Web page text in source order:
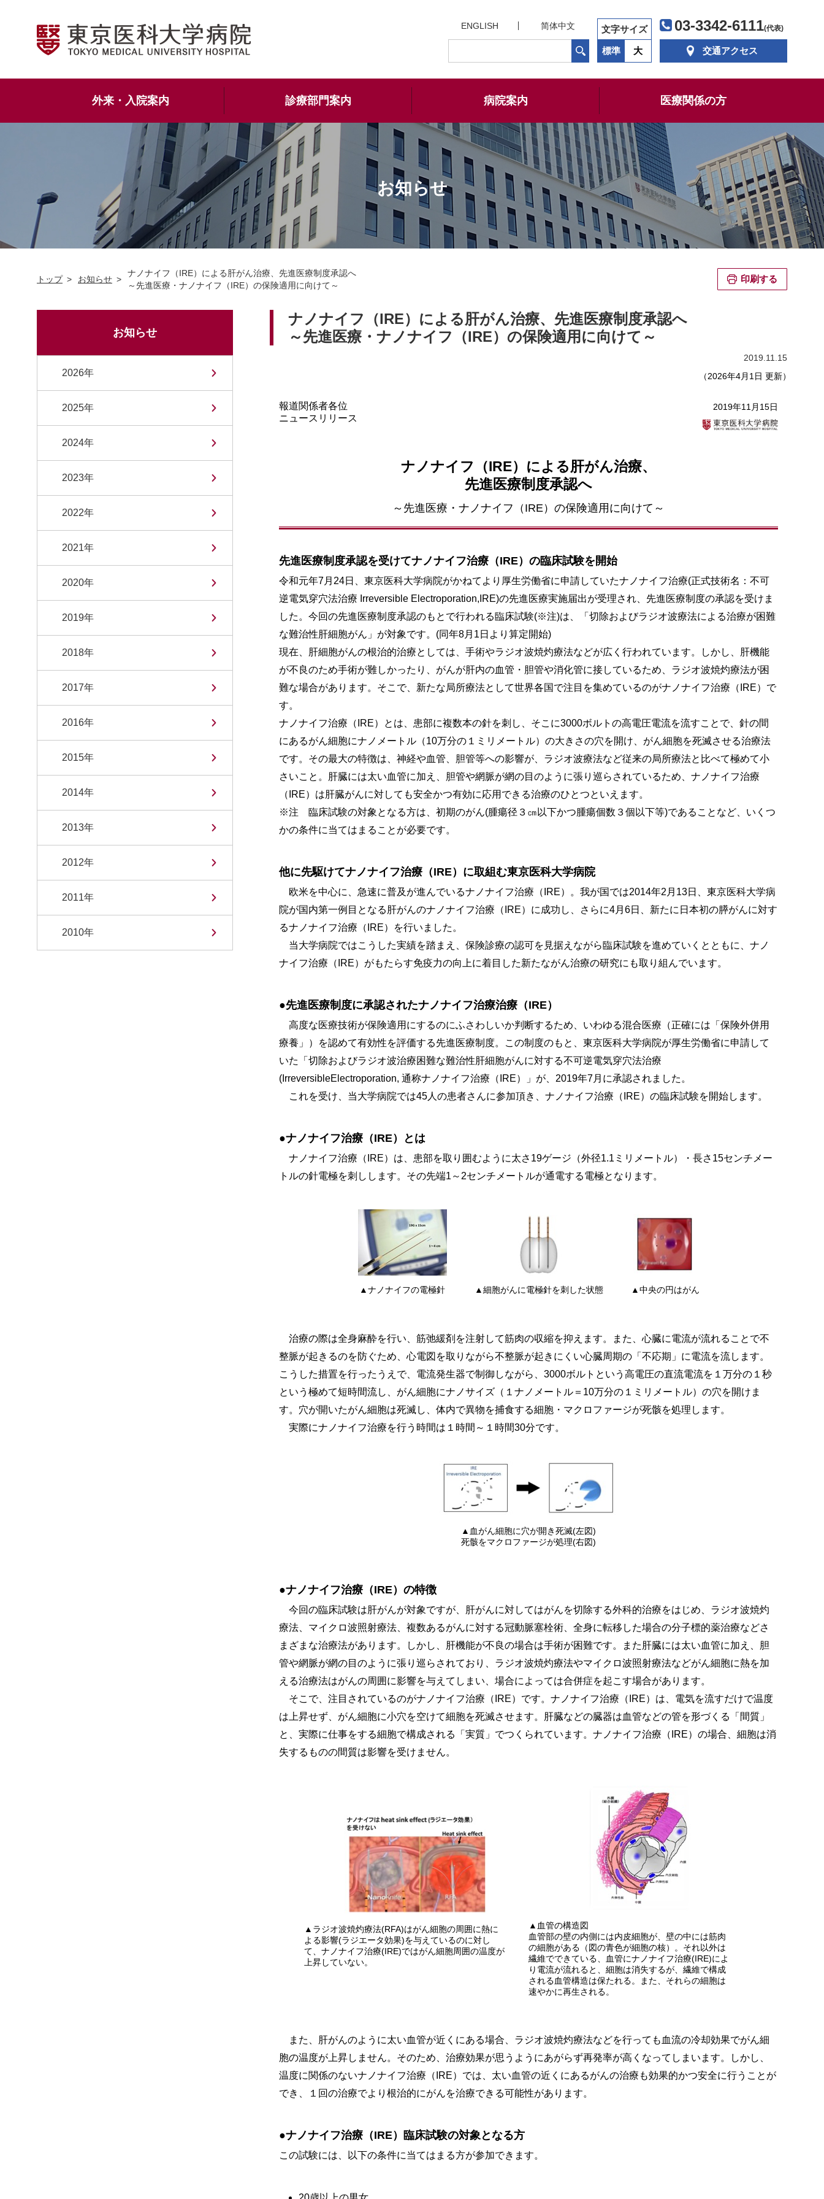
ENGLISH 简体中文 文字サイズ
標準 大
03-3342-6111(代表)
交通アクセス
外来・入院案内 診療部門案内 病院案内 医療関係の方
お知らせ
トップ お知らせ
ナノナイフ（IRE）による肝がん治療、先進医療制度承認へ
～先進医療・ナノナイフ（IRE）の保険適用に向けて～
印刷する
ナノナイフ（IRE）による肝がん治療、先進医療制度承認へ
～先進医療・ナノナイフ（IRE）の保険適用に向けて～
2019.11.15
（2026年4月1日 更新）
報道関係者各位
ニュースリリース
2019年11月15日
ナノナイフ（IRE）による肝がん治療、
先進医療制度承認へ
～先進医療・ナノナイフ（IRE）の保険適用に向けて～
先進医療制度承認を受けてナノナイフ治療（IRE）の臨床試験を開始
令和元年7月24日、東京医科大学病院がかねてより厚生労働省に申請していたナノナイフ治療(正式技術名：不可
逆電気穿穴法治療 Irreversible Electroporation,IRE)の先進医療実施届出が受理され、先進医療制度の承認を受けま
した。今回の先進医療制度承認のもとで行われる臨床試験(※注)は、「切除およびラジオ波療法による治療が困難
な難治性肝細胞がん」が対象です。(同年8月1日より算定開始)
現在、肝細胞がんの根治的治療としては、手術やラジオ波焼灼療法などが広く行われています。しかし、肝機能
が不良のため手術が難しかったり、がんが肝内の血管・胆管や消化管に接しているため、ラジオ波焼灼療法が困
難な場合があります。そこで、新たな局所療法として世界各国で注目を集めているのがナノナイフ治療（IRE）で
す。
ナノナイフ治療（IRE）とは、患部に複数本の針を刺し、そこに3000ボルトの高電圧電流を流すことで、針の間
にあるがん細胞にナノメートル（10万分の１ミリメートル）の大きさの穴を開け、がん細胞を死滅させる治療法
です。その最大の特徴は、神経や血管、胆管等への影響が、ラジオ波療法など従来の局所療法と比べて極めて小
さいこと。肝臓には太い血管に加え、胆管や網脈が網の目のように張り巡らされているため、ナノナイフ治療
（IRE）は肝臓がんに対しても安全かつ有効に応用できる治療のひとつといえます。
※注 臨床試験の対象となる方は、初期のがん(腫瘍径３㎝以下かつ腫瘍個数３個以下等)であることなど、いくつ
かの条件に当てはまることが必要です。
他に先駆けてナノナイフ治療（IRE）に取組む東京医科大学病院
欧米を中心に、急速に普及が進んでいるナノナイフ治療（IRE）。我が国では2014年2月13日、東京医科大学病
院が国内第一例目となる肝がんのナノナイフ治療（IRE）に成功し、さらに4月6日、新たに日本初の膵がんに対す
るナノナイフ治療（IRE）を行いました。
当大学病院ではこうした実績を踏まえ、保険診療の認可を見据えながら臨床試験を進めていくとともに、ナノ
ナイフ治療（IRE）がもたらす免疫力の向上に着目した新たながん治療の研究にも取り組んでいます。
●先進医療制度に承認されたナノナイフ治療治療（IRE）
高度な医療技術が保険適用にするのにふさわしいか判断するため、いわゆる混合医療（正確には「保険外併用
療養」）を認めて有効性を評価する先進医療制度。この制度のもと、東京医科大学病院が厚生労働省に申請して
いた「切除およびラジオ波治療困難な難治性肝細胞がんに対する不可逆電気穿穴法治療
(IrreversibleElectroporation, 通称ナノナイフ治療（IRE）」が、2019年7月に承認されました。
これを受け、当大学病院では45人の患者さんに参加頂き、ナノナイフ治療（IRE）の臨床試験を開始します。
●ナノナイフ治療（IRE）とは
ナノナイフ治療（IRE）は、患部を取り囲むように太さ19ゲージ（外径1.1ミリメートル）・長さ15センチメー
トルの針電極を刺しします。その先端1～2センチメートルが通電する電極となります。
▲ナノナイフの電極針 ▲細胞がんに電極針を刺した状態 ▲中央の円はがん
治療の際は全身麻酔を行い、筋弛緩剤を注射して筋肉の収縮を抑えます。また、心臓に電流が流れることで不
整脈が起きるのを防ぐため、心電図を取りながら不整脈が起きにくい心臓周期の「不応期」に電流を流します。
こうした措置を行ったうえで、電流発生器で制御しながら、3000ボルトという高電圧の直流電流を１万分の１秒
という極めて短時間流し、がん細胞にナノサイズ（１ナノメートル＝10万分の１ミリメートル）の穴を開けま
す。穴が開いたがん細胞は死滅し、体内で異物を捕食する細胞・マクロファージが死骸を処理します。
実際にナノナイフ治療を行う時間は１時間～１時間30分です。
▲血がん細胞に穴が開き死滅(左図)
死骸をマクロファージが処理(右図)
●ナノナイフ治療（IRE）の特徴
今回の臨床試験は肝がんが対象ですが、肝がんに対してはがんを切除する外科的治療をはじめ、ラジオ波焼灼
療法、マイクロ波照射療法、複数あるがんに対する冠動脈塞栓術、全身に転移した場合の分子標的薬治療などさ
まざまな治療法があります。しかし、肝機能が不良の場合は手術が困難です。また肝臓には太い血管に加え、胆
管や網脈が網の目のように張り巡らされており、ラジオ波焼灼療法やマイクロ波照射療法などがん細胞に熱を加
える治療法はがんの周囲に影響を与えてしまい、場合によっては合併症を起こす場合があります。
そこで、注目されているのがナノナイフ治療（IRE）です。ナノナイフ治療（IRE）は、電気を流すだけで温度
は上昇せず、がん細胞に小穴を空けて細胞を死滅させます。肝臓などの臓器は血管などの管を形づくる「間質」
と、実際に仕事をする細胞で構成される「実質」でつくられています。ナノナイフ治療（IRE）の場合、細胞は消
失するものの間質は影響を受けません。
▲ラジオ波焼灼療法(RFA)はがん細胞の周囲に熱に
よる影響(ラジエータ効果)を与えているのに対し
て、ナノナイフ治療(IRE)ではがん細胞周囲の温度が
上昇していない。
▲血管の構造図
血管部の壁の内側には内皮細胞が、壁の中には筋肉
の細胞がある（図の青色が細胞の核）。それ以外は
繊維でできている、血管にナノナイフ治療(IRE)によ
り電流が流れると、細胞は消失するが、繊維で構成
される血管構造は保たれる。また、それらの細胞は
速やかに再生される。
また、肝がんのように太い血管が近くにある場合、ラジオ波焼灼療法などを行っても血流の冷却効果でがん細
胞の温度が上昇しません。そのため、治療効果が思うようにあがらず再発率が高くなってしまいます。しかし、
温度に関係のないナノナイフ治療（IRE）では、太い血管の近くにあるがんの治療も効果的かつ安全に行うことが
でき、１回の治療でより根治的にがんを治療できる可能性があります。
●ナノナイフ治療（IRE）臨床試験の対象となる方
この試験には、以下の条件に当てはまる方が参加できます。
お知らせ
2026年
2025年
2024年
2023年
2022年
2021年
2020年
2019年
2018年
2017年
2016年
2015年
2014年
2013年
2012年
2011年
2010年